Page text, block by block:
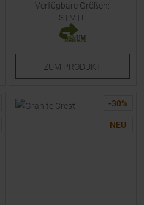
Verfügbare Größen:
S | M | L
ZUM PRODUKT
-30%
NEU